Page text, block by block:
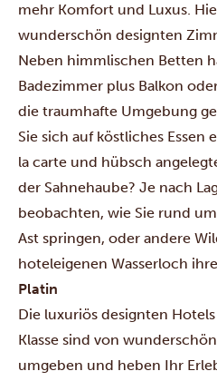
mehr Komfort und Luxus.
wunderschön designten
Neben himmlischen Betten
Badezimmer plus Balkon
die traumhafte Umgebung
Sie sich auf köstliches Essen
la carte und hübsch
der Sahnehaube? Je nach
beobachten, wie Sie rund
Ast springen, oder andere
hoteleigenen Wasserloch
Platin
Die luxuriös designten
Klasse sind von
umgeben und heben Ihr